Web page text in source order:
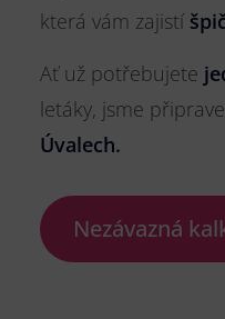
která vám zajistí
Ať už potřebujete
letáky, jsme
Úvalech.
Nezávazná